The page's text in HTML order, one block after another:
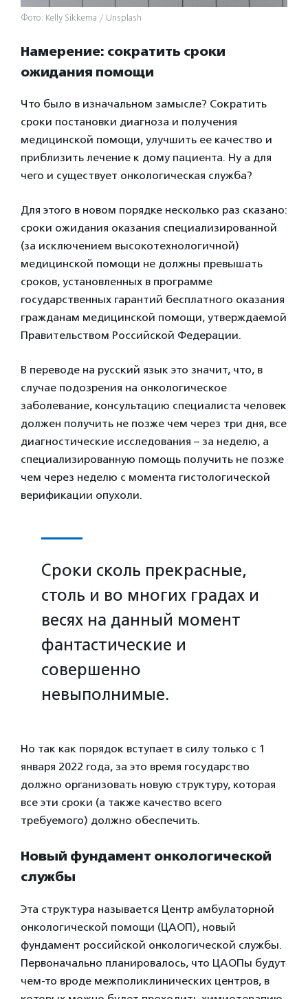
Фото: Kelly Sikkema / Unsplash
Намерение: сократить сроки
ожидания помощи
Что было в изначальном замысле? Сократить
сроки постановки диагноза и получения
медицинской помощи, улучшить ее качество и
приблизить лечение к дому пациента. Ну а для
чего и существует онкологическая служба?
Для этого в новом порядке несколько раз сказано:
сроки ожидания оказания специализированной
(за исключением высокотехнологичной)
медицинской помощи не должны превышать
сроков, установленных в программе
государственных гарантий бесплатного оказания
гражданам медицинской помощи, утверждаемой
Правительством Российской Федерации.
В переводе на русский язык это значит, что, в
случае подозрения на онкологическое
заболевание, консультацию специалиста человек
должен получить не позже чем через три дня, все
диагностические исследования – за неделю, а
специализированную помощь получить не позже
чем через неделю с момента гистологической
верификации опухоли.
Сроки сколь прекрасные,
столь и во многих градах и
весях на данный момент
фантастические и
совершенно
невыполнимые.
Но так как порядок вступает в силу только с 1
января 2022 года, за это время государство
должно организовать новую структуру, которая
все эти сроки (а также качество всего
требуемого) должно обеспечить.
Новый фундамент онкологической
службы
Эта структура называется Центр амбулаторной
онкологической помощи (ЦАОП), новый
фундамент российской онкологической службы.
Первоначально планировалось, что ЦАОПы будут
чем-то вроде межполиклинических центров, в